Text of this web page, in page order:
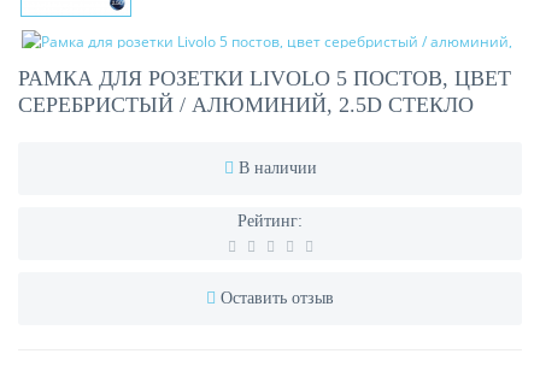
РАМКА ДЛЯ РОЗЕТКИ LIVOLO 5 ПОСТОВ, ЦВЕТ
СЕРЕБРИСТЫЙ / АЛЮМИНИЙ, 2.5D СТЕКЛО
В наличии
Рейтинг:
Оставить отзыв